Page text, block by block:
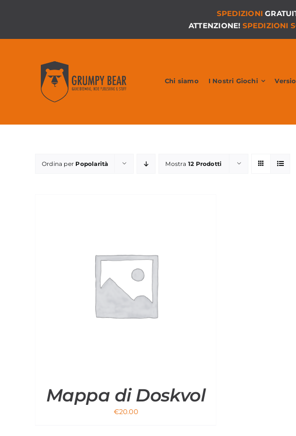
SPEDIZIONI
ATTENZIONE! SPEDIZIONI
Chi siamo I Nostri Giochi
Ordina per Popolarità Mostra 12 Prodotti
Mappa di Doskvol
€20.00